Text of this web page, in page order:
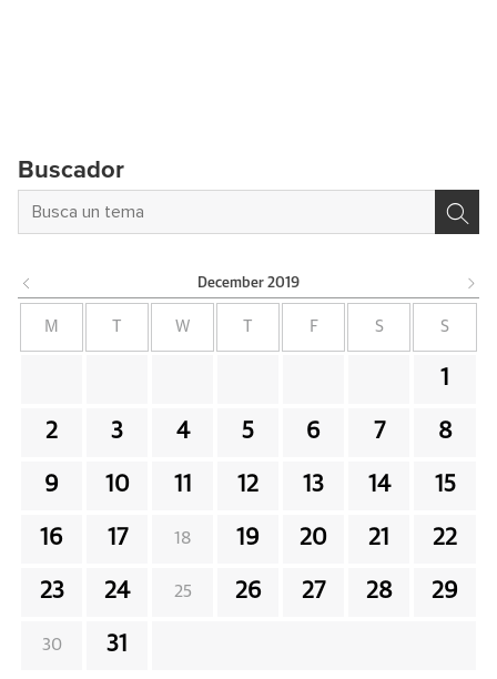
Buscador
December 2019
M W F S S
1
2 3 4 5 6 7 8
9 10 11 12 13 14 15
16 17 18 19 20 21 22
23 24 25 26 27 28 29
30 31